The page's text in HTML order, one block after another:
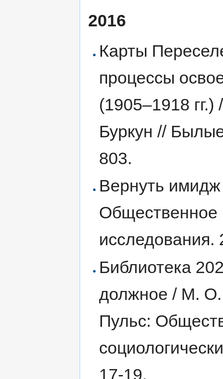
2016
Карты
процессы
(1905–1918
Буркун //
803.
Вернуть имидж
Общественное
Библиотека
должное / М.
Пульс:
17-19.